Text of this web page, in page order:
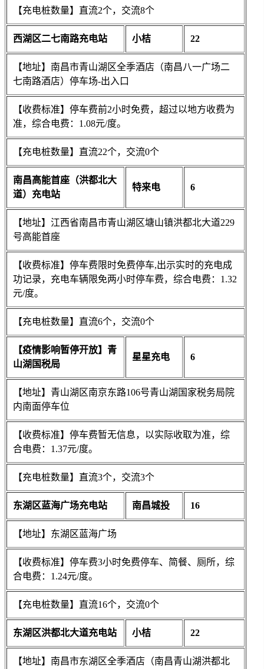
【充电桩数量】直流2个，交流8个
西湖区二七南路充电站 小桔 22
【地址】南昌市青山湖区全季酒店（南昌八一广场二
七南路酒店）停车场-出入口
【收费标准】停车费前2小时免费，超过以地方收费为
准，综合电费：1.08元/度。
【充电桩数量】直流22个，交流0个
南昌高能首座（洪都北大
道）充电站
特来电 6
【地址】江西省南昌市青山湖区塘山镇洪都北大道229
号高能首座
【收费标准】停车费限时免费停车,出示实时的充电成
功记录，充电车辆限免两小时停车费，综合电费：1.32
元/度。
【充电桩数量】直流6个，交流0个
【疫情影响暂停开放】青
山湖国税局
星星充电 6
【地址】青山湖区南京东路106号青山湖国家税务局院
内南面停车位
【收费标准】停车费暂无信息，以实际收取为准，综
合电费：1.37元/度。
【充电桩数量】直流3个，交流3个
东湖区蓝海广场充电站 南昌城投 16
【地址】东湖区蓝海广场
【收费标准】停车费3小时免费停车、简餐、厕所，综
合电费：1.24元/度。
【充电桩数量】直流16个，交流0个
东湖区洪都北大道充电站 小桔 22
【地址】南昌市东湖区全季酒店（南昌青山湖洪都北